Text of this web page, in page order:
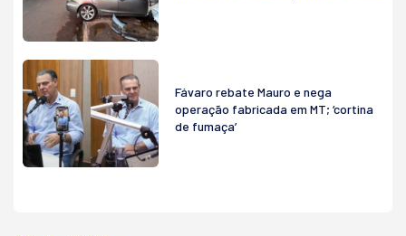
Fávaro rebate Mauro e nega
operação fabricada em MT; ‘cortina
de fumaça’